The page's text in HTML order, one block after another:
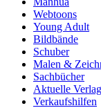
Webtoons
Young Adult
Bildbände
Schuber
Malen &
Sachbücher
Aktuelle
Verkaufshilfen